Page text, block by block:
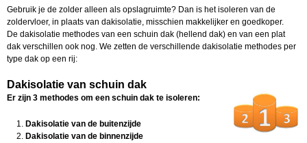
Gebruik je de zolder alleen als opslagruimte? Dan is het isoleren van de
zoldervloer, in plaats van dakisolatie, misschien makkelijker en goedkoper.
De dakisolatie methodes van een schuin dak (hellend dak) en van een plat
dak verschillen ook nog. We zetten de verschillende dakisolatie methodes per
type dak op een rij:
Dakisolatie van schuin dak
Er zijn 3 methodes om een schuin dak te isoleren:
Dakisolatie van de buitenzijde
Dakisolatie van de binnenzijde